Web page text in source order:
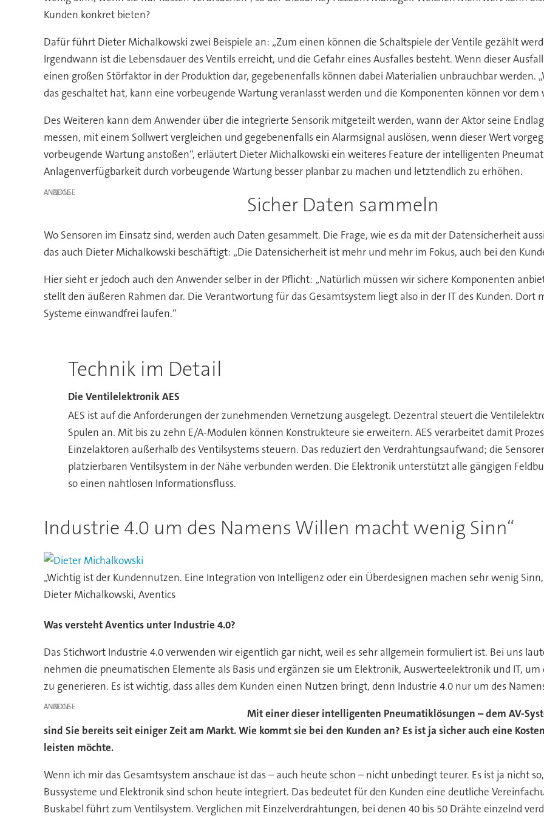
Kunden konkret bieten?
Dafür führt Dieter Michalkowski zwei Beispiele an: „Zum einen können die Schaltspiele der Ventile gezählt
Irgendwann ist die Lebensdauer des Ventils erreicht, und die Gefahr eines Ausfalles besteht. Wenn dieser
einen großen Störfaktor in der Produktion dar, gegebenenfalls können dabei Materialien unbrauchbar werden.
das geschaltet hat, kann eine vorbeugende Wartung veranlasst werden und die Komponenten können vor
Des Weiteren kann dem Anwender über die integrierte Sensorik mitgeteilt werden, wann der Aktor seine
messen, mit einem Sollwert vergleichen und gegebenenfalls ein Alarmsignal auslösen, wenn dieser Wert
vorbeugende Wartung anstoßen“, erläutert Dieter Michalkowski ein weiteres Feature der intelligenten
Anlagenverfügbarkeit durch vorbeugende Wartung besser planbar zu machen und letztendlich zu erhöhen.
ANZEIGE Sicher Daten sammeln
Wo Sensoren im Einsatz sind, werden auch Daten gesammelt. Die Frage, wie es da mit der Datensicherheit
das auch Dieter Michalkowski beschäftigt: „Die Datensicherheit ist mehr und mehr im Fokus, auch bei den
Hier sieht er jedoch auch den Anwender selber in der Pflicht: „Natürlich müssen wir sichere Komponenten
stellt den äußeren Rahmen dar. Die Verantwortung für das Gesamtsystem liegt also in der IT des Kunden. Dort
Systeme einwandfrei laufen.“
Technik im Detail
Die Ventilelektronik AES
AES ist auf die Anforderungen der zunehmenden Vernetzung ausgelegt. Dezentral steuert die
Spulen an. Mit bis zu zehn E/A-Modulen können Konstrukteure sie erweitern. AES verarbeitet damit
Einzelaktoren außerhalb des Ventilsystems steuern. Das reduziert den Verdrahtungsaufwand; die
platzierbaren Ventilsystem in der Nähe verbunden werden. Die Elektronik unterstützt alle gängigen
so einen nahtlosen Informationsfluss.
Industrie 4.0 um des Namens Willen macht wenig Sinn“
„Wichtig ist der Kundennutzen. Eine Integration von Intelligenz oder ein Überdesignen machen sehr wenig
Dieter Michalkowski, Aventics
Was versteht Aventics unter Industrie 4.0?
Das Stichwort Industrie 4.0 verwenden wir eigentlich gar nicht, weil es sehr allgemein formuliert ist. Bei uns
nehmen die pneumatischen Elemente als Basis und ergänzen sie um Elektronik, Auswerteelektronik und IT,
zu generieren. Es ist wichtig, dass alles dem Kunden einen Nutzen bringt, denn Industrie 4.0 nur um des
ANZEIGE
Mit einer dieser intelligenten Pneumatiklösungen – dem AV-
sind Sie bereits seit einiger Zeit am Markt. Wie kommt sie bei den Kunden an? Es ist ja sicher auch eine
leisten möchte.
Wenn ich mir das Gesamtsystem anschaue ist das – auch heute schon – nicht unbedingt teurer. Es ist ja nicht
Bussysteme und Elektronik sind schon heute integriert. Das bedeutet für den Kunden eine deutliche
Buskabel führt zum Ventilsystem. Verglichen mit Einzelverdrahtungen, bei denen 40 bis 50 Drähte einzelnd